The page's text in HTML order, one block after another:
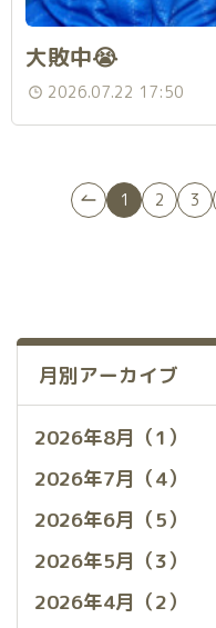
大敗中😭
2026.07.22 17:50
1 2 3
月別アーカイブ
2026年8月（1）
2026年7月（4）
2026年6月（5）
2026年5月（3）
2026年4月（2）